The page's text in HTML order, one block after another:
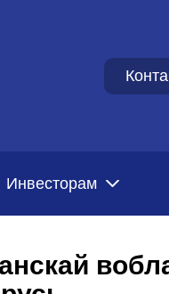
Инвесторам